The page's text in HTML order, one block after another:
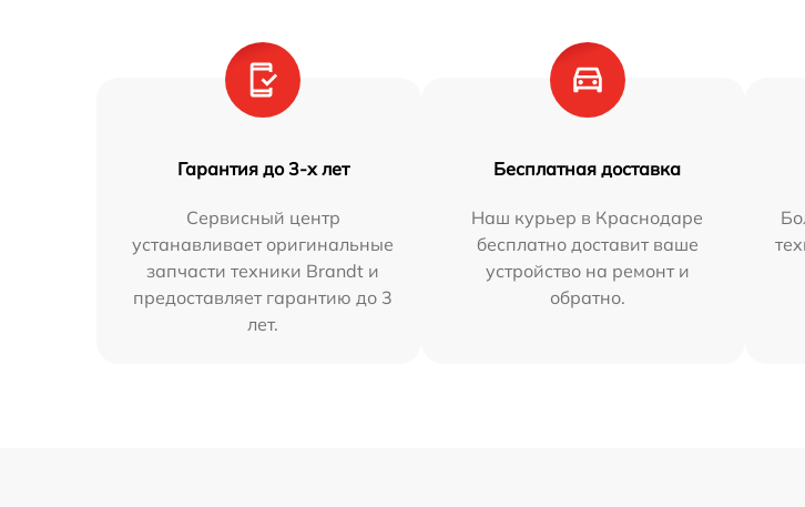
Гарантия до 3-х лет
Сервисный центр
устанавливает оригинальные
запчасти техники Brandt и
предоставляет гарантию до 3
лет.
Бесплатная доставка
Наш курьер в Краснодаре
бесплатно доставит ваше
устройство на ремонт и
обратно.